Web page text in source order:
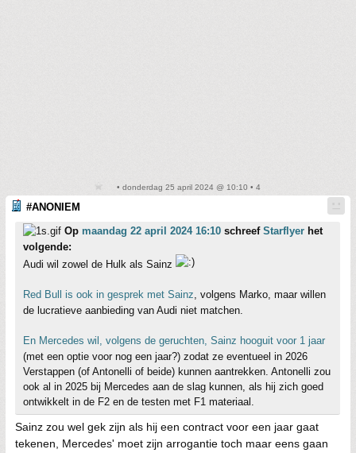
• donderdag 25 april 2024 @ 10:10 • 4
#ANONIEM
Op maandag 22 april 2024 16:10 schreef Starflyer het
volgende:
Audi wil zowel de Hulk als Sainz
Red Bull is ook in gesprek met Sainz, volgens Marko, maar willen
de lucratieve aanbieding van Audi niet matchen.
En Mercedes wil, volgens de geruchten, Sainz hooguit voor 1 jaar
(met een optie voor nog een jaar?) zodat ze eventueel in 2026
Verstappen (of Antonelli of beide) kunnen aantrekken. Antonelli zou
ook al in 2025 bij Mercedes aan de slag kunnen, als hij zich goed
ontwikkelt in de F2 en de testen met F1 materiaal.
Sainz zou wel gek zijn als hij een contract voor een jaar gaat
tekenen, Mercedes' moet zijn arrogantie toch maar eens gaan